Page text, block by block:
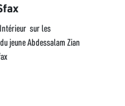
sur les
jeune Abdessalam Zian